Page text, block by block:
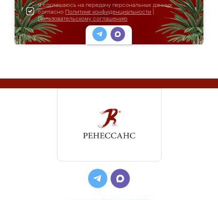
Я соглашаюсь на передачу персональных данных
согласно Политике конфиденциальности
Пользовательскому соглашению